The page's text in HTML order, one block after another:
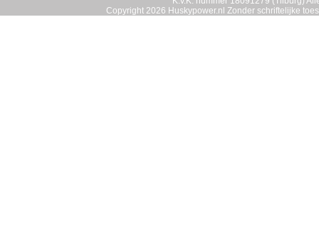
Copyright 2026 Huskypower.nl Zonder schriftelijke